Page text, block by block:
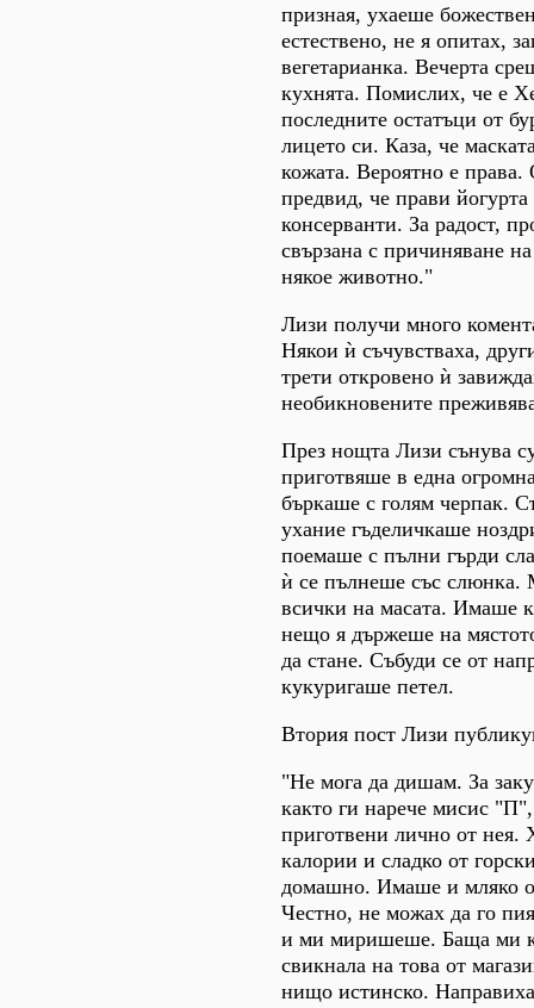
призная, ухаеше
естествено, не я опитах,
вегетарианка. Вечерта
кухнята. Помислих, че е
последните остатъци от
лицето си. Каза, че
кожата. Вероятно е права.
предвид, че прави йогурта
консерванти. За радост,
свързана с причиняване
някое животно."
Лизи получи много
Някои ѝ съчувстваха,
трети откровено ѝ
необикновените
През нощта Лизи сънува
приготвяше в една
бъркаше с голям черпак.
ухание гъделичкаше
поемаше с пълни гърди
ѝ се пълнеше със
всички на масата. Имаше
нещо я държеше на
да стане. Събуди се от
кукуригаше петел.
Втория пост Лизи
"Не мога да дишам. За
както ги нарече мисис
приготвени лично от нея.
калории и сладко от
домашно. Имаше и мляко
Честно, не можах да го
и ми миришеше. Баща ми
свикнала на това от
нищо истинско.